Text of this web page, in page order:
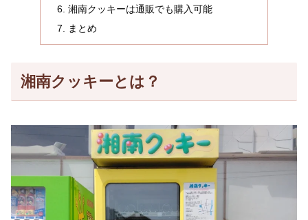
湘南クッキーは通販でも購入可能
まとめ
湘南クッキーとは？